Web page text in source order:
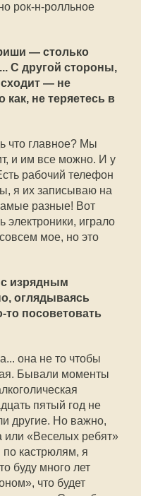
рок-н-ролльное
— столько
С другой стороны,
— не
не теряетесь в
что главное? Мы
и им все можно. И у
рабочий телефон
я их записываю на
разные! Вот
электроники, играло
мое, но это
изрядным
оглядываясь
то посоветовать
она не то чтобы
Бывали моменты
пятый год не
другие. Но важно,
или «Веселых ребят»
кастрюлям, я
буду много лет
что будет